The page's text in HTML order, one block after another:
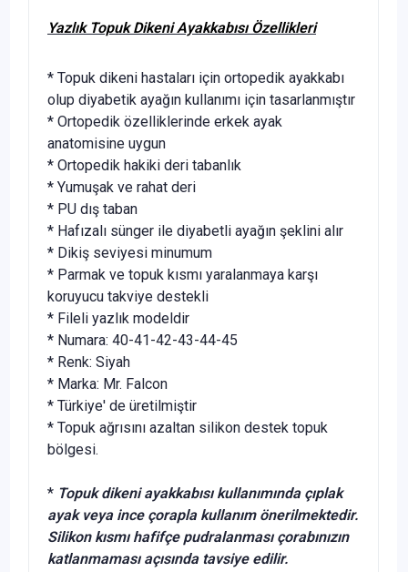
Yazlık Topuk Dikeni Ayakkabısı Özellikleri
* Topuk dikeni hastaları için ortopedik ayakkabı
olup diyabetik ayağın kullanımı için tasarlanmıştır
* Ortopedik özelliklerinde erkek ayak
anatomisine uygun
* Ortopedik hakiki deri tabanlık
* Yumuşak ve rahat deri
* PU dış taban
* Hafızalı sünger ile diyabetli ayağın şeklini alır
* Dikiş seviyesi minumum
* Parmak ve topuk kısmı yaralanmaya karşı
koruyucu takviye destekli
* Fileli yazlık modeldir
* Numara: 40-41-42-43-44-45
* Renk: Siyah
* Marka: Mr. Falcon
* Türkiye' de üretilmiştir
* Topuk ağrısını azaltan silikon destek topuk
bölgesi.
* Topuk dikeni ayakkabısı kullanımında çıplak
ayak veya ince çorapla kullanım önerilmektedir.
Silikon kısmı hafifçe pudralanması çorabınızın
katlanmaması açısında tavsiye edilir.